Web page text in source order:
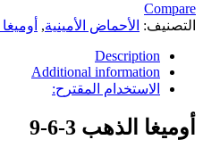
Compare
التصنيف: الأحماض الأمينية, أوميغا 3
Description
Additional information
الاستخدام المقترح:
أوميغا الذهب 3-6-9